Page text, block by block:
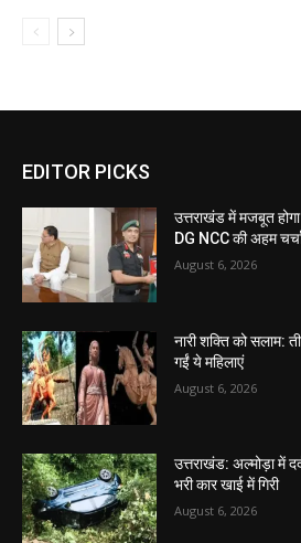
EDITOR PICKS
उत्तराखंड में मजबूत
DG NCC की अहम
August 6, 2026
नारी शक्ति को सलाम:
गईं ये महिलाएं
August 6, 2026
उत्तराखंड: अल्मोड़ा में
भरी कार खाई में गिरी
August 6, 2026